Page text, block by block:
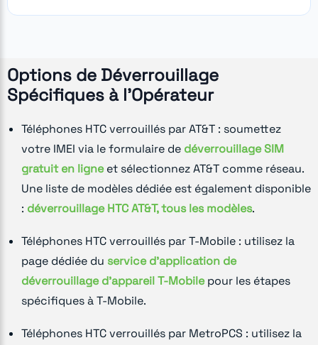
Options de Déverrouillage
Spécifiques à l'Opérateur
Téléphones HTC verrouillés par AT&T : soumettez
votre IMEI via le formulaire de déverrouillage SIM
gratuit en ligneet sélectionnez AT&T comme réseau.
Une liste de modèles dédiée est également disponible
: déverrouillage HTC AT&T, tous les modèles.
Téléphones HTC verrouillés par T-Mobile : utilisez la
page dédiée du service d'application de
déverrouillage d'appareil T-Mobilepour les étapes
spécifiques à T-Mobile.
Téléphones HTC verrouillés par MetroPCS : utilisez la